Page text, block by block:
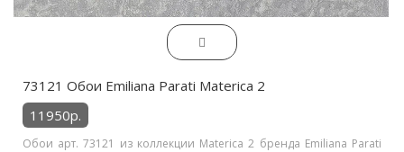
73121 Обои Emiliana Parati Materica 2
11950р.
Обои арт. 73121 из коллекции Materica 2 бренда Emiliana Parati